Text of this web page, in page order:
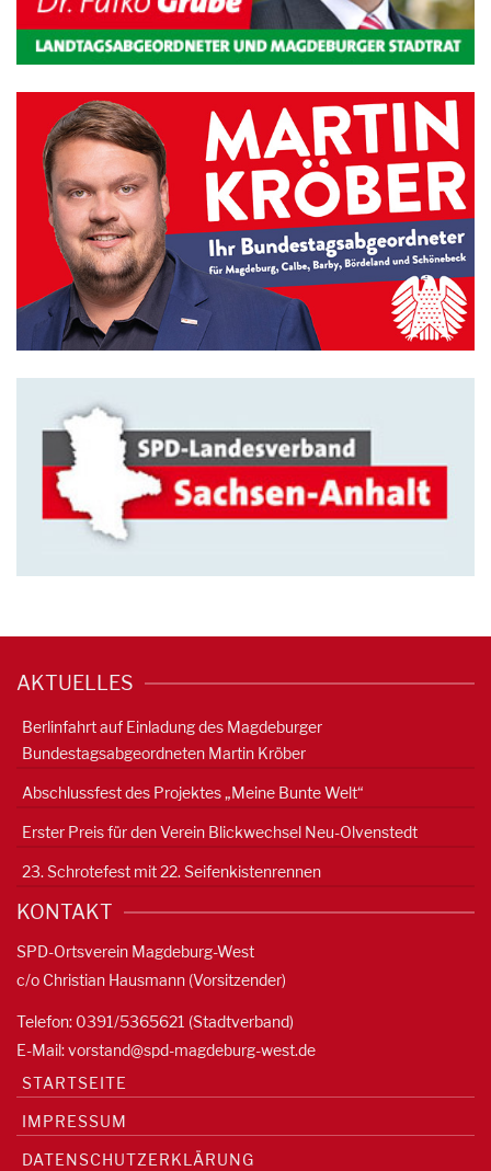
AKTUELLES
Berlinfahrt auf Einladung des Magdeburger
Bundestagsabgeordneten Martin Kröber
Abschlussfest des Projektes „Meine Bunte Welt“
Erster Preis für den Verein Blickwechsel Neu-Olvenstedt
23. Schrotefest mit 22. Seifenkistenrennen
KONTAKT
SPD-Ortsverein Magdeburg-West
c/o Christian Hausmann (Vorsitzender)
Telefon: 0391/5365621 (Stadtverband)
E-Mail:vorstand@spd-magdeburg-west.de
STARTSEITE
IMPRESSUM
DATENSCHUTZERKLÄRUNG